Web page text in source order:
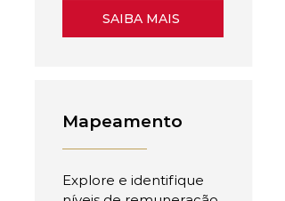
SAIBA MAIS
Mapeamento
Explore e identifique